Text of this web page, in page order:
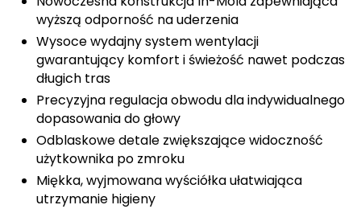
GIVOVA
GSI Outdoors
Gear Aid
Gerber
Giant Dragon
wyższą odporność na uderzenia
Wysoce wydajny system wentylacji
gwarantujący komfort i świeżość nawet podczas
długich tras
Precyzyjna regulacja obwodu dla indywidualnego
dopasowania do głowy
Odblaskowe detale zwiększające widoczność
użytkownika po zmroku
Miękka, wyjmowana wyściółka ułatwiająca
utrzymanie higieny